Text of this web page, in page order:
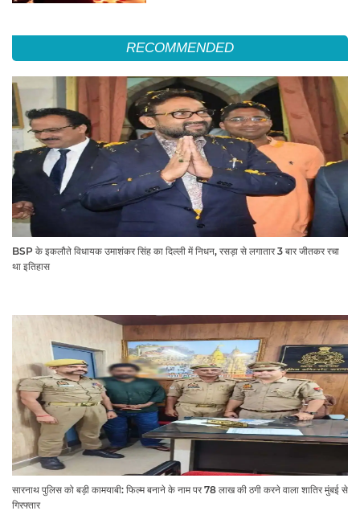
RECOMMENDED
BSP के इकलौते विधायक उमाशंकर सिंह का दिल्ली में निधन, रसड़ा से लगातार 3 बार जीतकर रचा
था इतिहास
सारनाथ पुलिस को बड़ी कामयाबी: फिल्म बनाने के नाम पर 78 लाख की ठगी करने वाला शातिर मुंबई से
गिरफ्तार